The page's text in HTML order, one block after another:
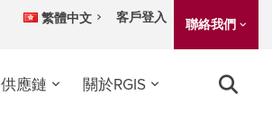
繁體中文 客戶登入 聯絡我們
供應鏈 關於RGIS